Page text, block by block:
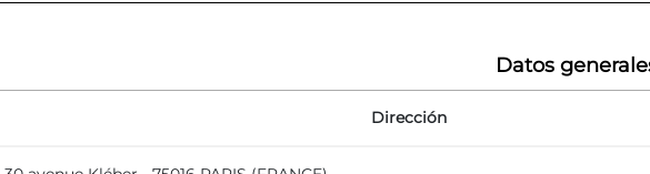
Datos
Dirección